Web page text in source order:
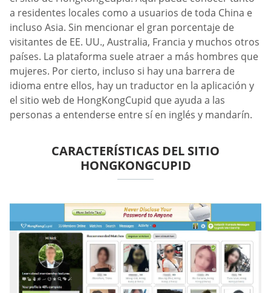
a residentes locales como a usuarios de toda China e
incluso Asia. Sin mencionar el gran porcentaje de
visitantes de EE. UU., Australia, Francia y muchos otros
países. La plataforma suele atraer a más hombres que
mujeres. Por cierto, incluso si hay una barrera de
idioma entre ellos, hay un traductor en la aplicación y
el sitio web de HongKongCupid que ayuda a las
personas a entenderse entre sí en inglés y mandarín.
CARACTERÍSTICAS DEL SITIO
HONGKONGCUPID